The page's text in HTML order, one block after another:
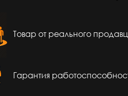
Товар от реального
Гарантия
11 часов назад